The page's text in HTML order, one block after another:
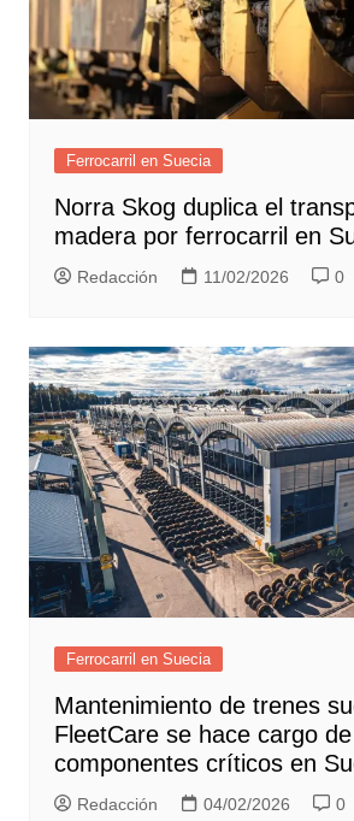
Ferrocarril en Suecia
Norra Skog duplica el
madera por ferrocarril en
Redacción 11/02/2026 0
Ferrocarril en Suecia
Mantenimiento de trenes
FleetCare se hace cargo
componentes críticos en
Redacción 04/02/2026 0